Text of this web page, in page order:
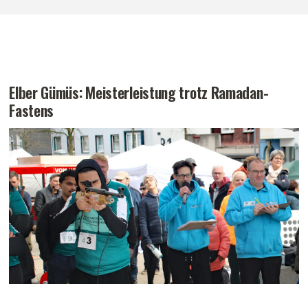
Elber Gümüs: Meisterleistung trotz Ramadan-
Fastens